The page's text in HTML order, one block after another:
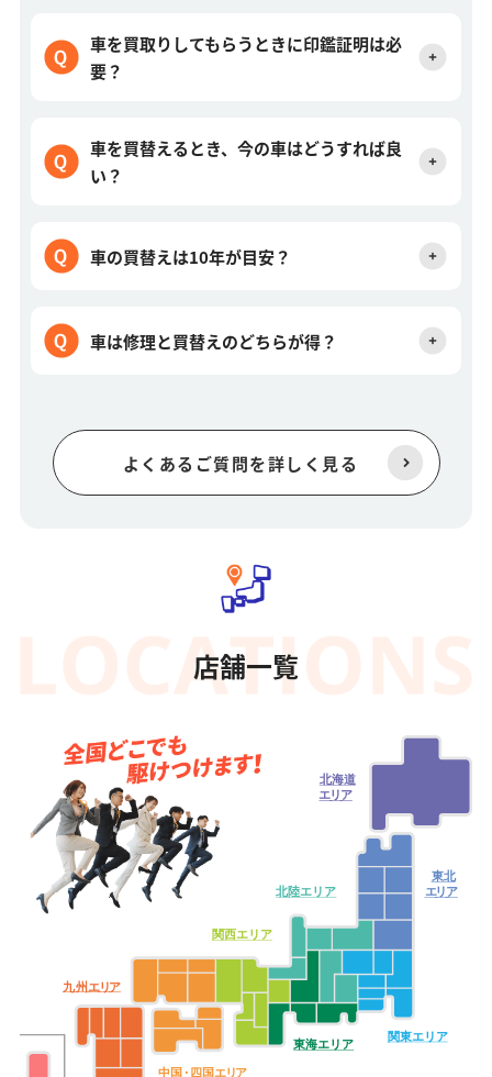
車を買取りしてもらうときに印鑑証明は必
要？
車を買替えるとき、今の車はどうすれば良
い？
車の買替えは10年が目安？
車は修理と買替えのどちらが得？
よくあるご質問を詳しく見る
店舗一覧
東北
エリア
関東エリア
東海エリア
北陸エリア
関西エリア
中 国・四国 エリア
九州 エリア
北海道
エリア